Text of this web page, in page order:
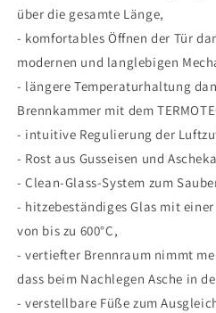
über die gesamte Länge,
- komfortables Öffnen der Tür
modernen und langlebigen
- längere Temperaturhaltung
Brennkammer mit dem
- intuitive Regulierung der
- Rost aus Gusseisen und
- Clean-Glass-System zum
- hitzebeständiges Glas mit
von bis zu 600°C,
- vertiefter Brennraum nimmt
dass beim Nachlegen Asche in
- verstellbare Füße zum